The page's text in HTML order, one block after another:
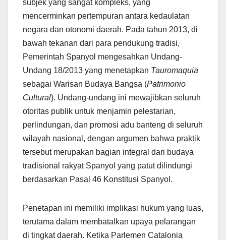
subjek yang sangat kompleks, yang
mencerminkan pertempuran antara kedaulatan
negara dan otonomi daerah. Pada tahun 2013, di
bawah tekanan dari para pendukung tradisi,
Pemerintah Spanyol mengesahkan Undang-
Undang 18/2013 yang menetapkan Tauromaquia
sebagai Warisan Budaya Bangsa (Patrimonio
Cultural). Undang-undang ini mewajibkan seluruh
otoritas publik untuk menjamin pelestarian,
perlindungan, dan promosi adu banteng di seluruh
wilayah nasional, dengan argumen bahwa praktik
tersebut merupakan bagian integral dari budaya
tradisional rakyat Spanyol yang patut dilindungi
berdasarkan Pasal 46 Konstitusi Spanyol.
Penetapan ini memiliki implikasi hukum yang luas,
terutama dalam membatalkan upaya pelarangan
di tingkat daerah. Ketika Parlemen Catalonia